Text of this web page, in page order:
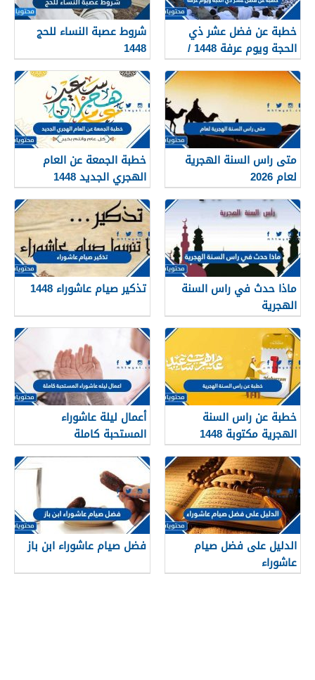
خطبة عن فضل عشر ذي
الحجة ويوم عرفة 1448 /
2026
شروط عصبة النساء للحج
1448
متى راس السنة الهجرية
لعام 2026
خطبة الجمعة عن العام
الهجري الجديد 1448
ماذا حدث في راس السنة
الهجرية
تذكير صيام عاشوراء 1448
خطبة عن راس السنة
الهجرية مكتوبة 1448
أعمال ليلة عاشوراء
المستحبة كاملة
الدليل على فضل صيام
عاشوراء
فضل صيام عاشوراء ابن باز